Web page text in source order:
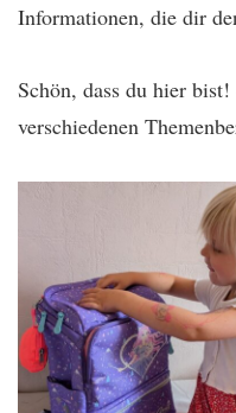
Informationen, die dir
Schön, dass du hier
verschiedenen